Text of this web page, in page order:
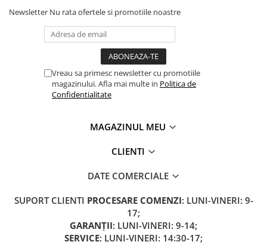
Baterii 48V
Baterii 60V
Controllere
Incarcatoare
Biciclete Electrice
Tip Scuter
Newsletter Nu rata ofertele si promotiile noastre
Vreau sa primesc newsletter cu promotiile
magazinului. Afla mai multe in Politica de
Confidentialitate
MAGAZINUL MEU
CLIENTI
DATE COMERCIALE
SUPORT CLIENTI PROCESARE COMENZI: LUNI-VINERI: 9-
17;
GARANȚII: LUNI-VINERI: 9-14;
SERVICE: LUNI-VINERI: 14:30-17;